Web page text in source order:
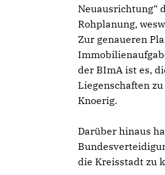
Neuausrichtung“
Rohplanung,
Zur genaueren
der BImA ist es,
Liegenschaften
Knoerig.
Darüber hinaus
die Kreisstadt zu